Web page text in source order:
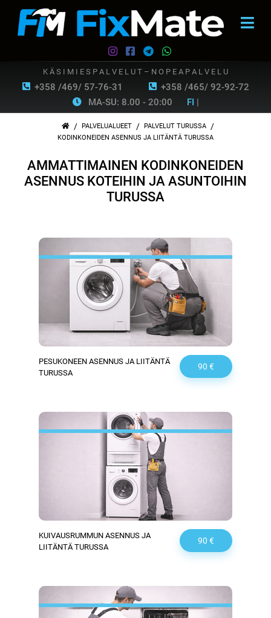
+358 /469/ 57-76-31 +358 /465/ 92-92-72
K Ä S I M I E S P A L V E L U T – N O P E A P A L V E L U
MA-SU: 8.00 - 20:00 FI |
/ PALVELUALUEET / PALVELUT TURUSSA /
KODINKONEIDEN ASENNUS JA LIITÄNTÄ TURUSSA
AMMATTIMAINEN KODINKONEIDEN
ASENNUS KOTEIHIN JA ASUNTOIHIN
TURUSSA
PESUKONEEN ASENNUS JA LIITÄNTÄ
TURUSSA
90 €
KUIVAUSRUMMUN ASENNUS JA
LIITÄNTÄ TURUSSA
90 €